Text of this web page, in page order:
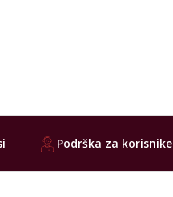
Podrška za korisnike